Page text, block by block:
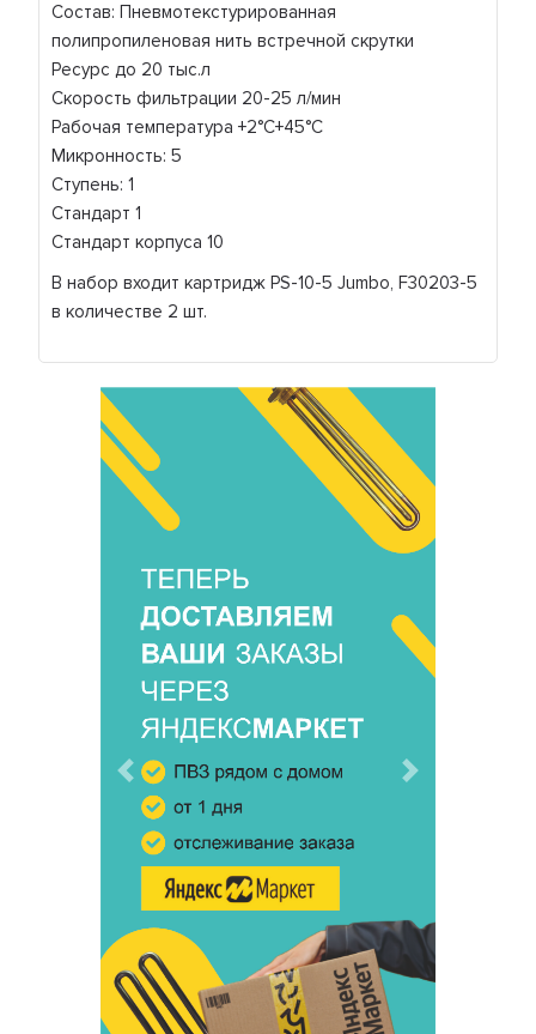
Состав: Пневмотекстурированная
полипропиленовая нить встречной скрутки
Ресурс до 20 тыс.л
Скорость фильтрации 20-25 л/мин
Рабочая температура +2°C+45°C
Микронность: 5
Ступень: 1
Стандарт 1
Стандарт корпуса 10
В набор входит картридж PS-10-5 Jumbo, F30203-5
в количестве 2 шт.
Предыдущий Следующий